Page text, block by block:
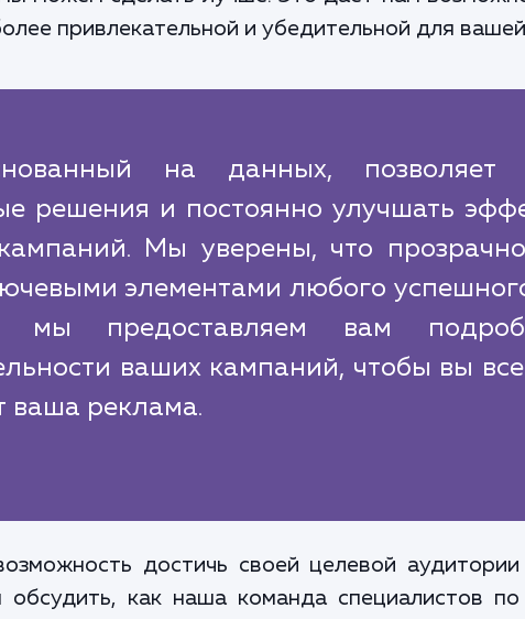
привлекательной и убедительной для
на данных, позволяет
решения и постоянно улучшать
Мы уверены, что
элементами любого
мы предоставляем вам
ваших кампаний, чтобы вы
ваша реклама.
достичь своей целевой
обсудить, как наша команда специалистов